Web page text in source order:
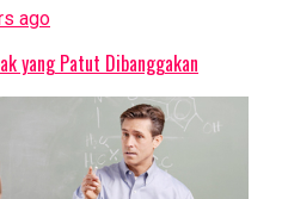
ago
yang Patut Dibanggakan